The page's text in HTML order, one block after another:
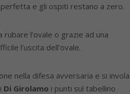
e gli ospiti restano a zero.
l’ovale o grazie ad una
l’uscita dell’ovale.
nella difesa avversaria e si invola
Di Girolamo i punti sul tabellino